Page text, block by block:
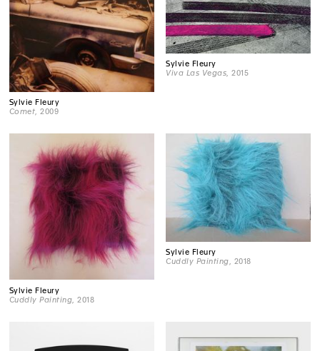
Sylvie Fleury
Comet , 2009
Sylvie Fleury
Viva Las Vegas , 2015
Sylvie Fleury
Cuddly Painting , 2018
Sylvie Fleury
Cuddly Painting , 2018